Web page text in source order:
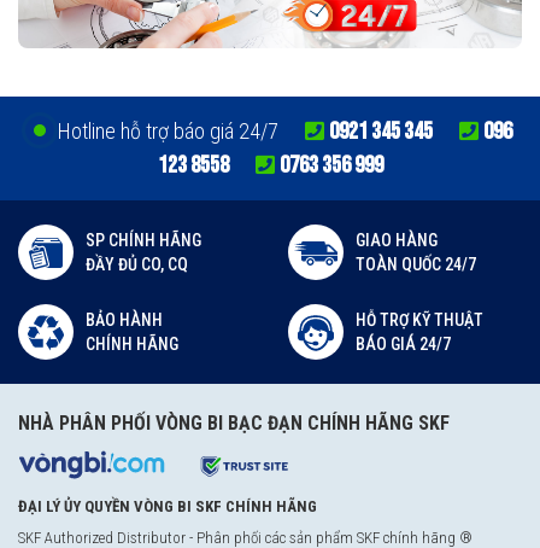
Hotline hỗ trợ báo giá 24/7 0921 345 345
096
123 8558
0763 356 999
SP CHÍNH HÃNG
ĐẦY ĐỦ CO, CQ
GIAO HÀNG
TOÀN QUỐC 24/7
BẢO HÀNH
CHÍNH HÃNG
HỖ TRỢ KỸ THUẬT
BÁO GIÁ 24/7
NHÀ PHÂN PHỐI VÒNG BI BẠC ĐẠN CHÍNH HÃNG SKF
ĐẠI LÝ ỦY QUYỀN VÒNG BI SKF CHÍNH HÃNG
SKF Authorized Distributor - Phân phối các sản phẩm SKF chính hãng ®